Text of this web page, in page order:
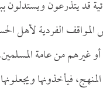
قد يتذرعون
المواقف الفردية لأهل
أو غيرهم من عامة
فيأخذونها